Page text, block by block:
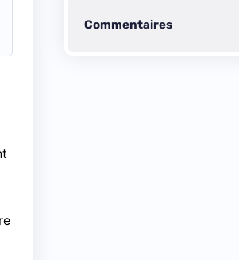
Commentaires